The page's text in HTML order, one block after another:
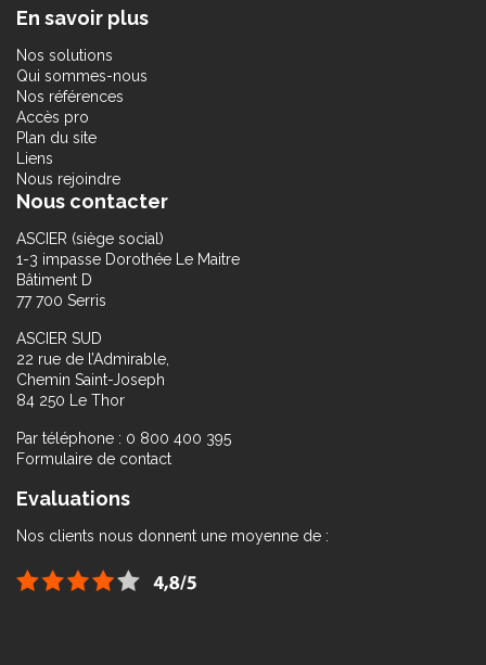
En savoir plus
Nos solutions
Qui sommes-nous
Nos références
Accès pro
Plan du site
Liens
Nous rejoindre
Nous contacter
ASCIER (siège social)
1-3 impasse Dorothée Le Maitre
Bâtiment D
77 700 Serris
ASCIER SUD
22 rue de l’Admirable,
Chemin Saint-Joseph
84 250 Le Thor
Par téléphone : 0 800 400 395
Formulaire de contact
Evaluations
Nos clients nous donnent une moyenne de :